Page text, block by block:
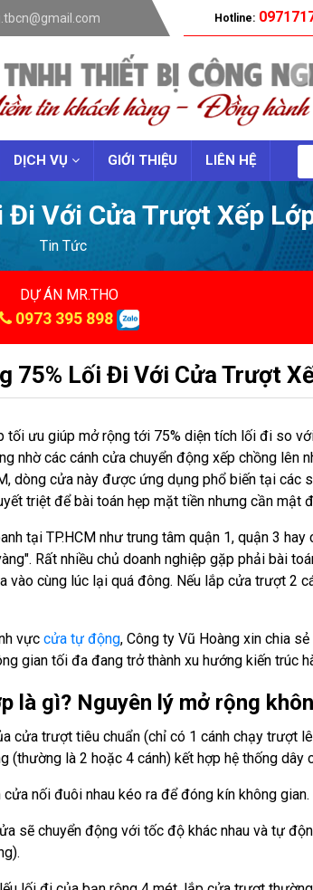
Hotline:
DỊCH VỤ GIỚI THIỆU LIÊN HỆ
Với Cửa Trượt Xếp
Tin Tức
DỰ ÁN MR.THO
0973 395 898
75% Lối Đi Với Cửa Trượt
tối ưu giúp mở rộng tới 75% diện tích lối đi so
nhờ các cánh cửa chuyển động xếp chồng lên
dòng cửa này được ứng dụng phổ biến tại các
triệt để bài toán hẹp mặt tiền nhưng cần mật
tại TP.HCM như trung tâm quận 1, quận 3
Rất nhiều chủ doanh nghiệp gặp phải bài
vào cùng lúc lại quá đông. Nếu lắp cửa trượt 2
vựccửa tự động, Công ty Vũ Hoàng xin chia
gian tối đa đang trở thành xu hướng kiến trúc
là gì? Nguyên lý mở rộng
cửa trượt tiêu chuẩn (chỉ có 1 cánh chạy trượt
(thường là 2 hoặc 4 cánh) kết hợp hệ thống dây
cửa nối đuôi nhau kéo ra để đóng kín không gian.
sẽ chuyển động với tốc độ khác nhau và tự